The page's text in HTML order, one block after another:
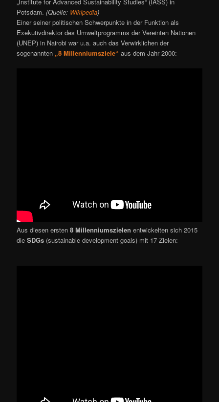
Potsdam.(Quelle: Wikipedia)
Einer seiner politischen Schwerpunkte in der Funktion als
Exekutivdirektor des Umweltprogramms der Vereinten Nationen
(UNEP) in Nairobi war u.a. auch das Verwirklichen der
sogenannten „8 Millenniumsziele“ aus dem Jahr 2000:
Aus diesen ersten8 Millenniumszielen entwickelten sich 2015
dieSDGs (sustainable development goals) mit 17 Zielen: